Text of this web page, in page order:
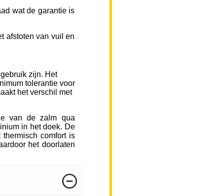
wat de garantie is
afstoten van vuil en
zijn. Het
tolerantie voor
het verschil met
van de zalm qua
in het doek. De
thermisch comfort is
het doorlaten